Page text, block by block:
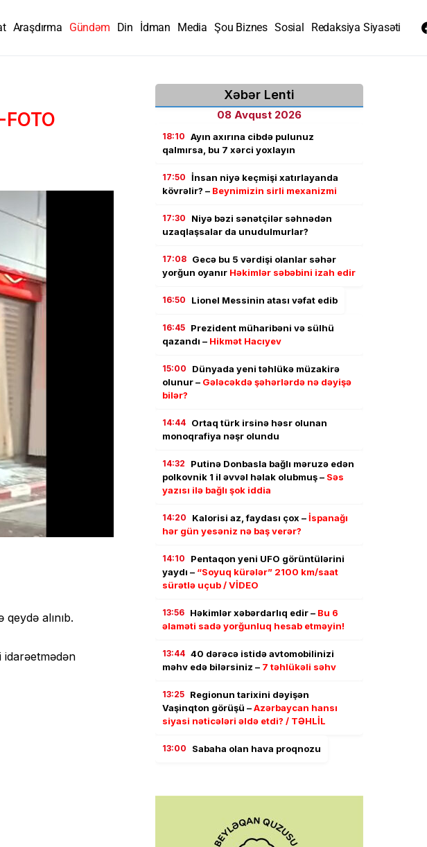
Araşdırma Gündəm Din İdman Media Şou Biznes Sosial Redaksiya Siyasəti
-FOTO
alınıb.
idarəetmədən
Xəbər Lenti
08 Avqust 2026
18:10 Ayın axırına cibdə pulunuz
qalmırsa, bu 7 xərci yoxlayın
17:50 İnsan niyə keçmişi xatırlayanda
kövrəlir? – Beynimizin sirli mexanizmi
17:30
Niyə bəzi sənətçilər səhnədən
uzaqlaşsalar da unudulmurlar?
17:08 Gecə bu 5 vərdişi olanlar səhər
yorğun oyanır Həkimlər səbəbini izah edir
16:50 Lionel Messinin atası vəfat edib
16:45 Prezident müharibəni və sülhü
qazandı – Hikmət Hacıyev
15:00
Dünyada yeni təhlükə müzakirə
olunur – Gələcəkdə şəhərlərdə nə dəyişə
bilər?
14:44 Ortaq türk irsinə həsr olunan
monoqrafiya nəşr olundu
14:32
Putinə Donbasla bağlı məruzə edən
polkovnik 1 il əvvəl həlak olubmuş – Səs
yazısı ilə bağlı şok iddia
14:20 Kalorisi az, faydası çox –İspanağı
hər gün yesəniz nə baş verər?
14:10
Pentaqon yeni UFO görüntülərini
yaydı – “Soyuq kürələr” 2100 km/saat
sürətlə uçub / VİDEO
13:56 Həkimlər xəbərdarlıq edir – Bu 6
əlaməti sadə yorğunluq hesab etməyin!
13:44 40 dərəcə istidə avtomobilinizi
məhv edə bilərsiniz – 7 təhlükəli səhv
13:25 Regionun tarixini dəyişən
Vaşinqton görüşü –Azərbaycan hansı
siyasi nəticələri əldə etdi? / TƏHLİL
13:00 Sabaha olan hava proqnozu